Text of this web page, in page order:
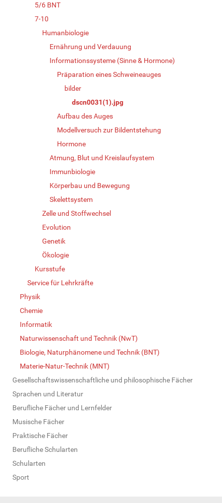
5/6 BNT
7-10
Humanbiologie
Ernährung und Verdauung
Informationssysteme (Sinne & Hormone)
Präparation eines Schweineauges
bilder
dscn0031(1).jpg
Aufbau des Auges
Modellversuch zur Bildentstehung
Hormone
Atmung, Blut und Kreislaufsystem
Immunbiologie
Körperbau und Bewegung
Skelettsystem
Zelle und Stoffwechsel
Evolution
Genetik
Ökologie
Kursstufe
Service für Lehrkräfte
Physik
Chemie
Informatik
Naturwissenschaft und Technik (NwT)
Biologie, Naturphänomene und Technik (BNT)
Materie-Natur-Technik (MNT)
Gesellschaftswissenschaftliche und philosophische Fächer
Sprachen und Literatur
Berufliche Fächer und Lernfelder
Musische Fächer
Praktische Fächer
Berufliche Schularten
Schularten
Sport